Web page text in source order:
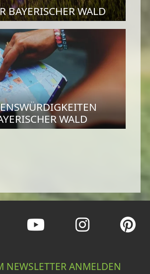
BAYERISCHER WALD
WALD
NEWSLETTER ANMELDEN